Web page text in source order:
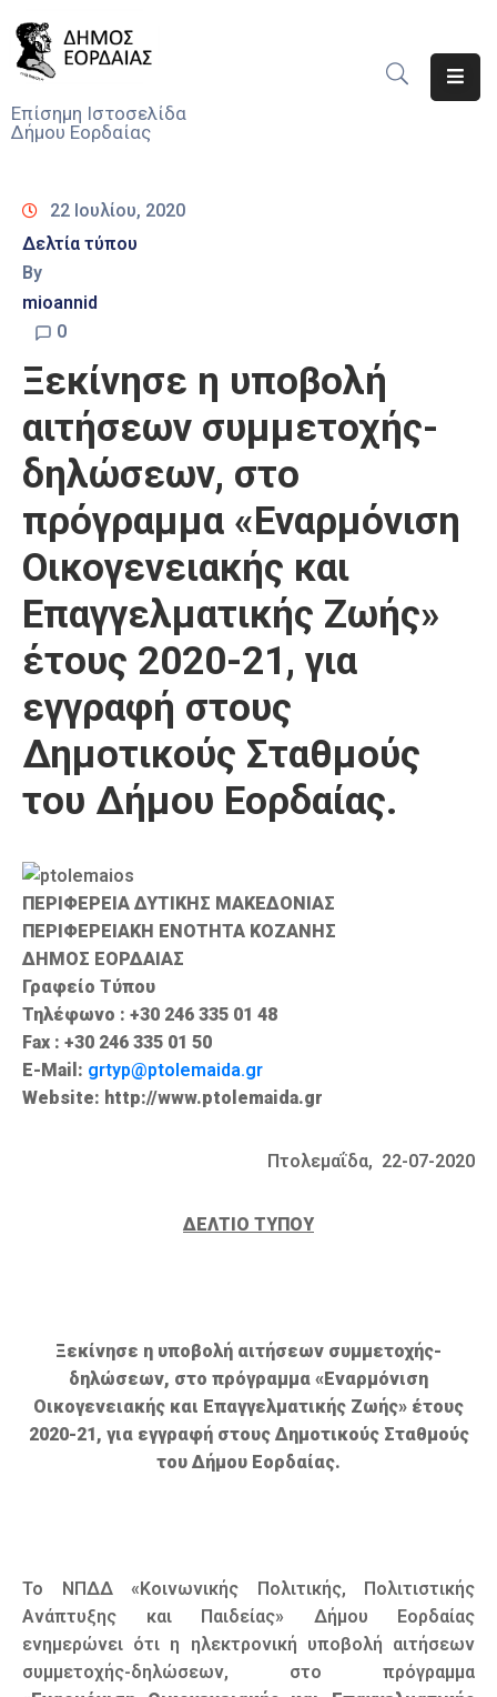
Επίσημη Ιστοσελίδα
Δήμου Εορδαίας
Νέα
Υπηρεσίες
Του
Δήμου
Προσκλήσεις
Αποφάσεις
Τηλέφωνα
Καιρός
22 Ιουλίου, 2020
Δελτία τύπου
By
mioannid
0
Ξεκίνησε η υποβολή
αιτήσεων συμμετοχής-
δηλώσεων, στο
πρόγραμμα «Εναρμόνιση
Οικογενειακής και
Επαγγελματικής Ζωής»
έτους 2020-21, για
εγγραφή στους
Δημοτικούς Σταθμούς
του Δήμου Εορδαίας.
ΠΕΡΙΦΕΡΕΙΑ ΔΥΤΙΚΗΣ ΜΑΚΕΔΟΝΙΑΣ
ΠΕΡΙΦΕΡΕΙΑΚΗ ΕΝΟΤΗΤΑ ΚΟΖΑΝΗΣ
ΔΗΜΟΣ ΕΟΡΔΑΙΑΣ
Γραφείο Τύπου
Τηλέφωνο : +30 246 335 01 48
Fax : +30 246 335 01 50
E-Mail: grtyp@ptolemaida.gr
Website: http://www.ptolemaida.gr
Πτολεμαΐδα, 22-07-2020
ΔΕΛΤΙΟ ΤΥΠΟΥ
Ξεκίνησε η υποβολή αιτήσεων συμμετοχής-
δηλώσεων, στο πρόγραμμα «Εναρμόνιση
Οικογενειακής και Επαγγελματικής Ζωής» έτους
2020-21, για εγγραφή στους Δημοτικούς Σταθμούς
του Δήμου Εορδαίας.
Το ΝΠΔΔ «Κοινωνικής Πολιτικής, Πολιτιστικής
Ανάπτυξης και Παιδείας» Δήμου Εορδαίας
ενημερώνει ότι η ηλεκτρονική υποβολή αιτήσεων
συμμετοχής-δηλώσεων, στο πρόγραμμα